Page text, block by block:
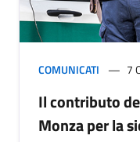
COMUNICATI 7
Il contributo
Monza per la